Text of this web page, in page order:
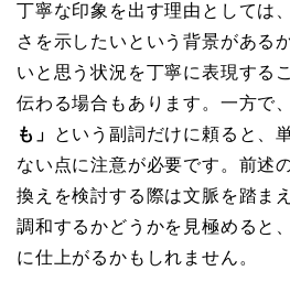
丁寧な印象を出す理由としては
さを示したいという背景がある
いと思う状況を丁寧に表現する
伝わる場合もあります。一方で、
も」
という副詞だけに頼ると、
ない点に注意が必要です。前述
換えを検討する際は文脈を踏ま
調和するかどうかを見極めると
に仕上がるかもしれません。